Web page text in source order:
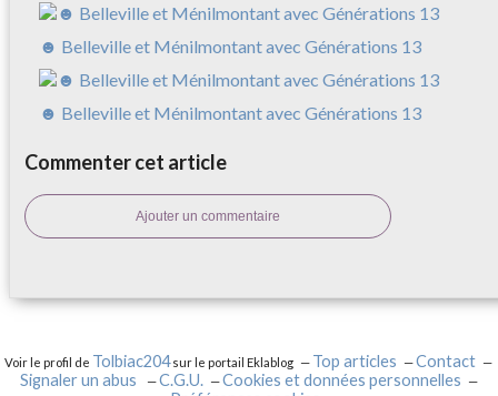
☻ Belleville et Ménilmontant avec Générations 13
☻ Belleville et Ménilmontant avec Générations 13
Commenter cet article
Ajouter un commentaire
Voir le profil de Tolbiac204sur le portail Eklablog Top articles
Contact
Signaler un abus
C.G.U.
Cookies et données personnelles